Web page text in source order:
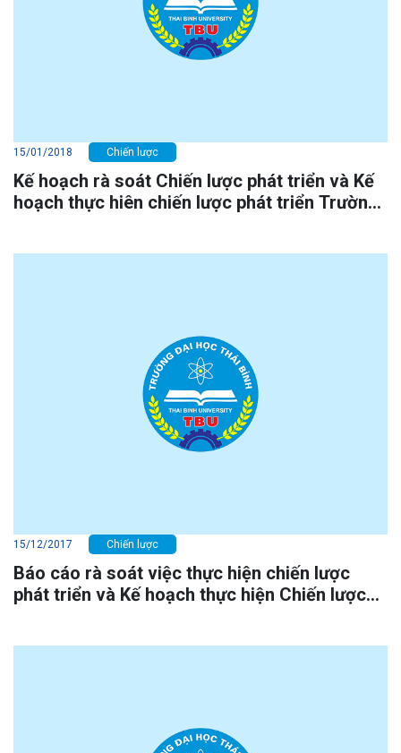
15/01/2018 Chiến lược
Kế hoạch rà soát Chiến lược phát triển và Kế
hoạch thực hiên chiến lược phát triển Trường
15/12/2017 Chiến lược
Báo cáo rà soát việc thực hiện chiến lược
phát triển và Kế hoạch thực hiện Chiến lược